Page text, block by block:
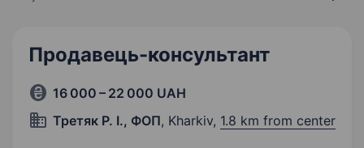
Продавець-консультант
16 000 – 22 000 UAH
Третяк Р. І., ФОП, Kharkiv, 1.8 km from center